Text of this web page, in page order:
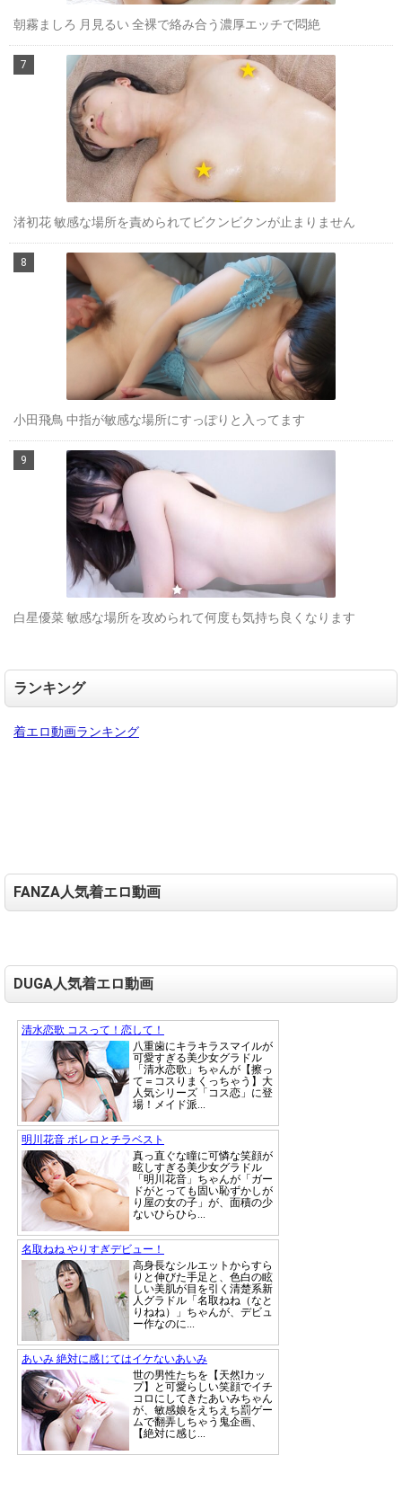
朝霧ましろ 月見るい 全裸で絡み合う濃厚エッチで悶絶
渚初花 敏感な場所を責められてビクンビクンが止まりません
小田飛鳥 中指が敏感な場所にすっぽりと入ってます
白星優菜 敏感な場所を攻められて何度も気持ち良くなります
ランキング
着エロ動画ランキング
FANZA人気着エロ動画
DUGA人気着エロ動画